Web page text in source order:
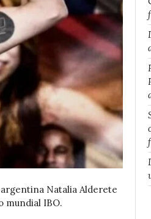
Natalia Alderete
mundial IBO.